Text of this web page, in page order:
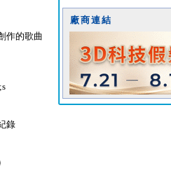
作的歌曲
錄
廠商連結